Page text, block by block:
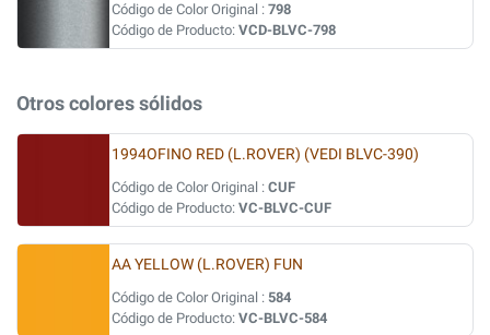
Código de Color Original : 798
Código de Producto: VCD-BLVC-798
Otros colores sólidos
1994OFINO RED (L.ROVER) (VEDI BLVC-390)
Código de Color Original : CUF
Código de Producto: VC-BLVC-CUF
AA YELLOW (L.ROVER) FUN
Código de Color Original : 584
Código de Producto: VC-BLVC-584